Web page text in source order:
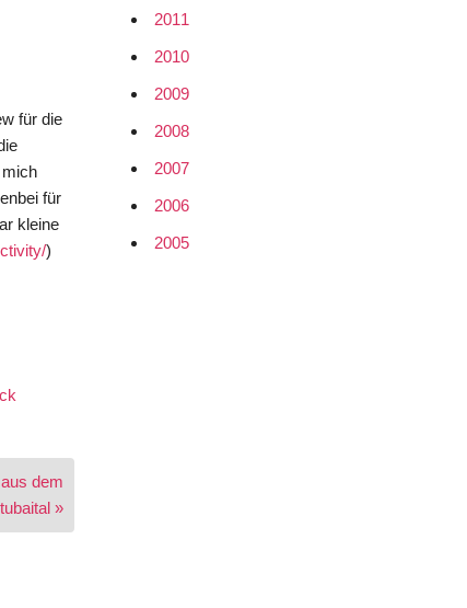
für die
mich
für
kleine
)
dem
»
2011
2010
2009
2008
2007
2006
2005